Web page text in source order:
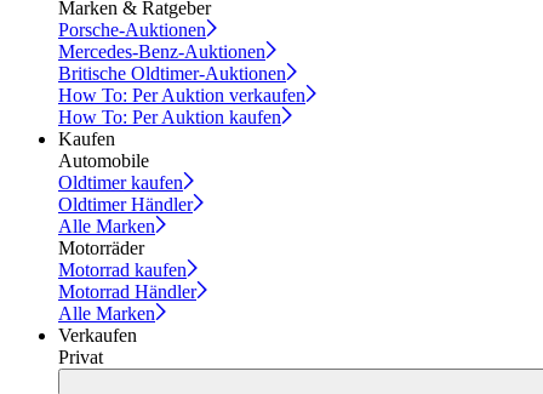
Marken & Ratgeber
Porsche-Auktionen
Mercedes-Benz-Auktionen
Britische Oldtimer-Auktionen
How To: Per Auktion verkaufen
How To: Per Auktion kaufen
Kaufen
Automobile
Oldtimer kaufen
Oldtimer Händler
Alle Marken
Motorräder
Motorrad kaufen
Motorrad Händler
Alle Marken
Verkaufen
Privat